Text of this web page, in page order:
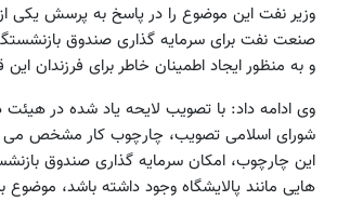
وزیر نفت این موضوع را در پاسخ به پرسش یکی
صنعت نفت برای سرمایه گذاری صندوق
و به منظور ایجاد اطمینان خاطر برای فرزندان
وی ادامه داد: با تصویب لایحه یاد شده در
شورای اسلامی تصویب، چارچوب کار مشخص می
این چارچوب، امکان سرمایه گذاری صندوق
هایی مانند پالایشگاه وجود داشته باشد،